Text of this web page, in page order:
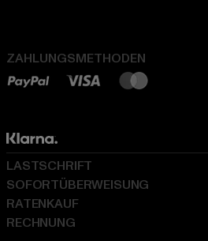
ZAHLUNGSMETHODEN
LASTSCHRIFT
SOFORTÜBERWEISUNG
RATENKAUF
RECHNUNG